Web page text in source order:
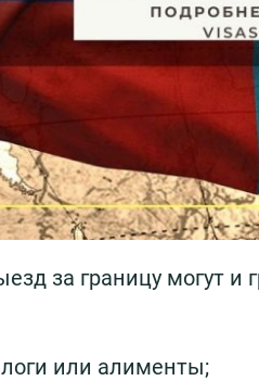
за границу могут
или алименты;